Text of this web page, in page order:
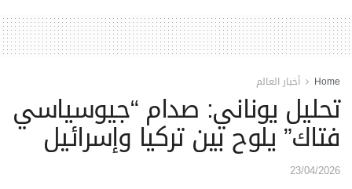
Home أخبار العالم
تحليل يوناني: صدام “جيوسياسي
فتاك” يلوح بين تركيا وإسرائيل
23/04/2026